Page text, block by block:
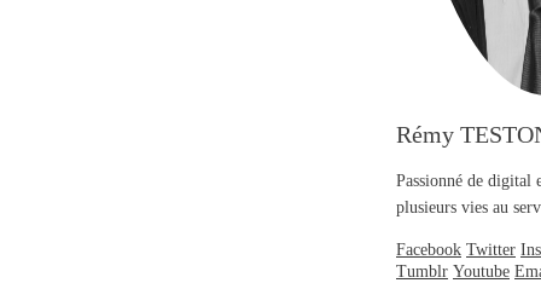
Rémy
Passionné de digital
plusieurs vies au
Facebook Twitter
Tumblr Youtube